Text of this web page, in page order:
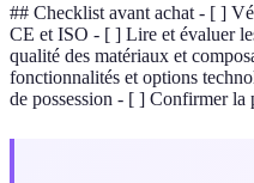
## Checklist avant achat - [ ]
CE et ISO - [ ] Lire et évaluer
qualité des matériaux et
fonctionnalités et options
de possession - [ ] Confirmer